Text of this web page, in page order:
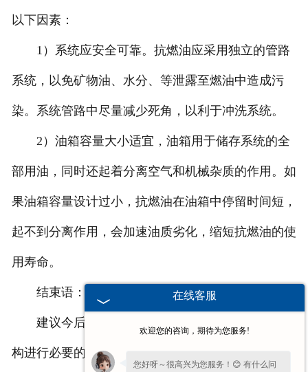
以下因素：
1）系统应安全可靠。抗燃油应采用独立的管路
系统，以免矿物油、水分、等泄露至燃油中造成污
染。系统管路中尽量减少死角，以利于冲洗系统。
2）油箱容量大小适宜，油箱用于储存系统的全
部用油，同时还起着分离空气和机械杂质的作用。如
果油箱容量设计过小，抗燃油在油箱中停留时间短，
起不到分离作用，会加速油质劣化，缩短抗燃油的使
用寿命。
结束语：
建议今后应定期对伺服阀进行更换并送到权威机
构进行必要的检测和校验，以防止因伺服阀故障而导
在线客服
欢迎您的咨询，期待为您服务!
您好呀～很高兴为您服务！😊 有什么问